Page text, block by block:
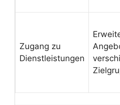
Zugang zu
Dienstleistungen